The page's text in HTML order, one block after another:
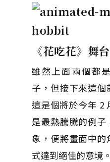
《花吃花》舞
雖然上面兩個都
子，但接下來這個
這是個將於今年 2
是最熱騰騰的例
象，便將畫面中
式達到絕佳的意境。